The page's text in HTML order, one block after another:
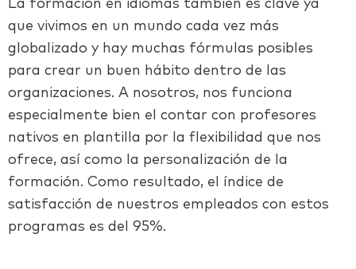
La formación en idiomas también es clave ya
que vivimos en un mundo cada vez más
globalizado y hay muchas fórmulas posibles
para crear un buen hábito dentro de las
organizaciones. A nosotros, nos funciona
especialmente bien el contar con profesores
nativos en plantilla por la flexibilidad que nos
ofrece, así como la personalización de la
formación. Como resultado, el índice de
satisfacción de nuestros empleados con estos
programas es del 95%.